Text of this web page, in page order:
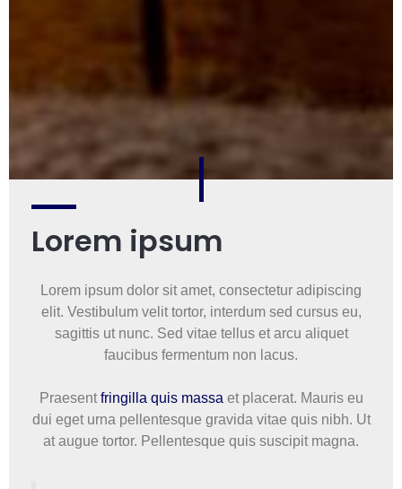
Lorem ipsum
Lorem ipsum dolor sit amet, consectetur adipiscing
elit. Vestibulum velit tortor, interdum sed cursus eu,
sagittis ut nunc. Sed vitae tellus et arcu aliquet
faucibus fermentum non lacus.
Praesent fringilla quis massa et placerat. Mauris eu
dui eget urna pellentesque gravida vitae quis nibh. Ut
at augue tortor. Pellentesque quis suscipit magna.